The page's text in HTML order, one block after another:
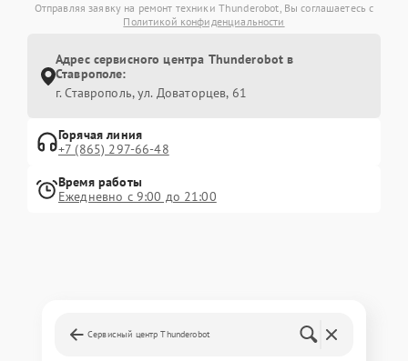
Отправляя заявку на ремонт техники Thunderobot, Вы соглашаетесь с
Политикой конфиденциальности
Адрес сервисного центра Thunderobot в
Ставрополе:
г. Ставрополь, ул. Доваторцев, 61
Горячая линия
+7 (865) 297-66-48
Время работы
Ежедневно с 9:00 до 21:00
Сервисный центр Thunderobot